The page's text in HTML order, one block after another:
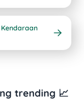
trending 📈